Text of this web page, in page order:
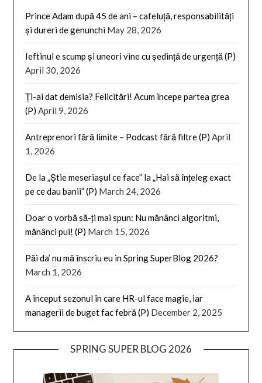
Prince Adam după 45 de ani – cafeluță, responsabilități
și dureri de genunchi May 28, 2026
Ieftinul e scump și uneori vine cu ședință de urgență (P)
April 30, 2026
Ți-ai dat demisia? Felicitări! Acum începe partea grea
(P) April 9, 2026
Antreprenori fără limite – Podcast fără filtre (P) April
1, 2026
De la „Știe meseriașul ce face” la „Hai să înțeleg exact
pe ce dau banii” (P) March 24, 2026
Doar o vorbă să-ți mai spun: Nu mănânci algoritmi,
mănânci pui! (P) March 15, 2026
Păi da’ nu mă înscriu eu in Spring SuperBlog 2026?
March 1, 2026
A început sezonul în care HR-ul face magie, iar
managerii de buget fac febră (P) December 2, 2025
SPRING SUPER BLOG 2026